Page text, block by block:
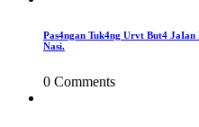
Pas4ngan Tuk4ng Urvt But4
Nasi.
0 Comments